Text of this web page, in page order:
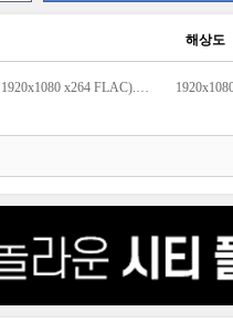
해상도
하야테처럼! 1기 27화 (BD 1920x1080 x264 FLAC).mkv